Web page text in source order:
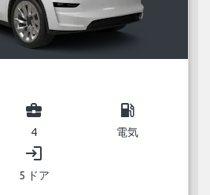
business_center
4
local_gas_station
電気
login
5 ドア